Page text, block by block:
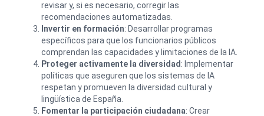
revisar y, si es necesario, corregir las
recomendaciones automatizadas.
Invertir en formación: Desarrollar programas
específicos para que los funcionarios públicos
comprendan las capacidades y limitaciones de la IA.
Proteger activamente la diversidad : Implementar
políticas que aseguren que los sistemas de IA
respetan y promueven la diversidad cultural y
lingüística de España.
Fomentar la participación ciudadana: Crear